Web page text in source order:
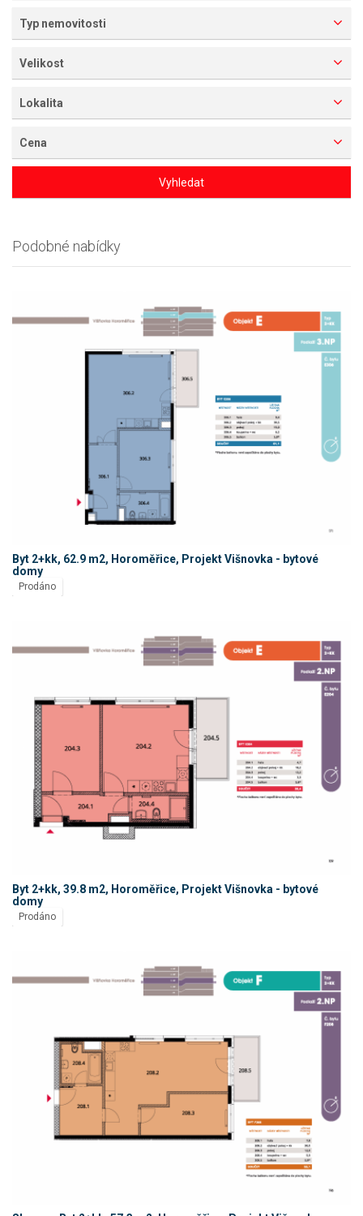
Typ nemovitosti
Velikost
Lokalita
Cena
Vyhledat
Podobné nabídky
Byt 2+kk, 62.9 m2, Horoměřice, Projekt Višnovka - bytové
domy
Prodáno
Byt 2+kk, 39.8 m2, Horoměřice, Projekt Višnovka - bytové
domy
Prodáno